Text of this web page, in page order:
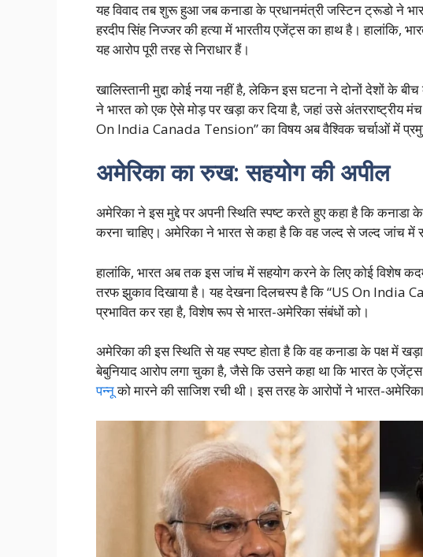
यह विवाद तब शुरू हुआ जब कनाडा के प्रधानमंत्री जस्टिन ट्रूडो ने
हरदीप सिंह निज्जर की हत्या में भारतीय एजेंट्स का हाथ है। हालांकि,
यह आरोप पूरी तरह से निराधार हैं।
खालिस्तानी मुद्दा कोई नया नहीं है, लेकिन इस घटना ने दोनों देशों के
ने भारत को एक ऐसे मोड़ पर खड़ा कर दिया है, जहां उसे अंतरराष्ट्रीय
On India Canada Tension” का विषय अब वैश्विक चर्चाओं में
अमेरिका का रुख: सहयोग की अपील
अमेरिका ने इस मुद्दे पर अपनी स्थिति स्पष्ट करते हुए कहा है कि
करना चाहिए। अमेरिका ने भारत से कहा है कि वह जल्द से जल्द जांच
हालांकि, भारत अब तक इस जांच में सहयोग करने के लिए कोई विशेष
तरफ झुकाव दिखाया है। यह देखना दिलचस्प है कि “US On India
प्रभावित कर रहा है, विशेष रूप से भारत-अमेरिका संबंधों को।
अमेरिका की इस स्थिति से यह स्पष्ट होता है कि वह कनाडा के पक्ष में
बेबुनियाद आरोप लगा चुका है, जैसे कि उसने कहा था कि भारत के
पन्नूको मारने की साजिश रची थी। इस तरह के आरोपों ने भारत-